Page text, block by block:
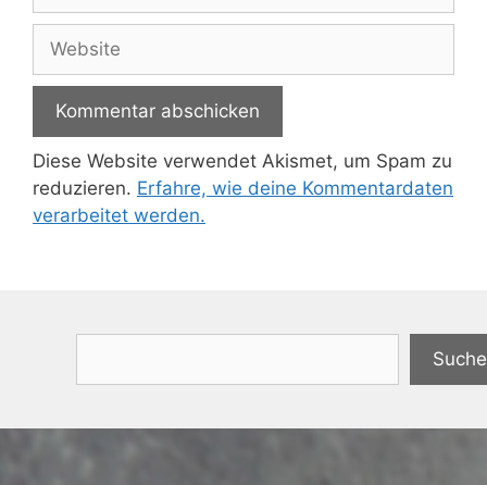
Adresse
Website
Diese Website verwendet Akismet, um Spam zu
reduzieren. Erfahre, wie deine Kommentardaten
verarbeitet werden.